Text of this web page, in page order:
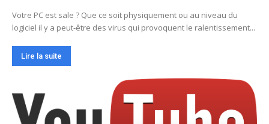
Votre PC est sale ? Que ce soit physiquement ou au niveau du
logiciel il y a peut-être des virus qui provoquent le ralentissement...
Lire la suite